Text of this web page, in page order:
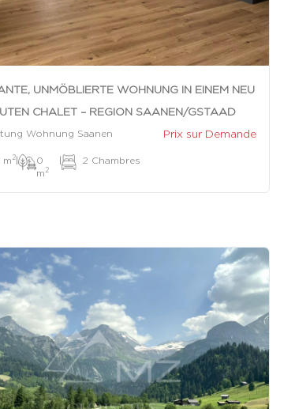
UNMÖBLIERTE WOHNUNG IN EINEM NEU
CHALET – REGION SAANEN/GSTAAD
Wohnung Saanen Prix sur Demande
m 2|
0
m 2
| 2 Chambres